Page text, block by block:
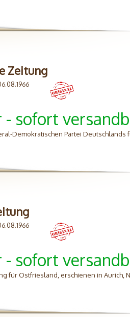
Zeitung
- sofort
Demokratischen Partei
- sofort
für Ostfriesland, erschienen in Aurich,